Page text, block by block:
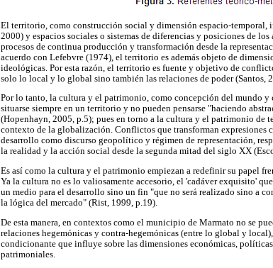
El territorio, como construcción social y dimensión espacio-temporal,
2000) y espacios sociales o sistemas de diferencias y posiciones de
procesos de continua producción y transformación desde la
acuerdo con Lefebvre (1974), el territorio es además objeto de
ideológicas. Por esta razón, el territorio es fuente y objetivo de
solo lo local y lo global sino también las relaciones de poder (Santos,
Por lo tanto, la cultura y el patrimonio, como concepción del mundo
situarse siempre en un territorio y no pueden pensarse "haciendo
(Hopenhayn, 2005, p.5); pues en torno a la cultura y el patrimonio
contexto de la globalización. Conflictos que transforman expresiones
desarrollo como discurso geopolítico y régimen de representación,
la realidad y la acción social desde la segunda mitad del siglo XX
Es así como la cultura y el patrimonio empiezan a redefinir su papel
Ya la cultura no es lo valiosamente accesorio, el 'cadáver exquisito'
un medio para el desarrollo sino un fin "que no será realizado sino a
la lógica del mercado" (Rist, 1999, p.19).
De esta manera, en contextos como el municipio de Marmato no se
relaciones hegemónicas y contra-hegemónicas (entre lo global y
condicionante que influye sobre las dimensiones económicas,
patrimoniales.